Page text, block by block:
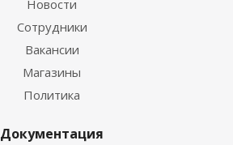
Новости
Сотрудники
Вакансии
Магазины
Политика
Документация